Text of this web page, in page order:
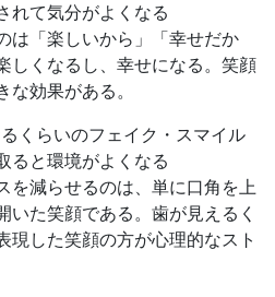
れて気分がよくなる
は「楽しいから」「幸せだか
しくなるし、幸せになる。笑顔
効果がある。
くらいのフェイク・スマイル
ると環境がよくなる
を減らせるのは、単に口角を上
いた笑顔である。歯が見えるく
現した笑顔の方が心理的なスト